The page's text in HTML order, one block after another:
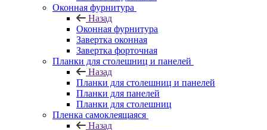
Оконная фурнитура
Назад
Оконная фурнитура
Завертка оконная
Завертка форточная
Планки для столешниц и панелей
Назад
Планки для столешниц и панелей
Планки для панелей
Планки для столешниц
Пленка самоклеящаяся
Назад